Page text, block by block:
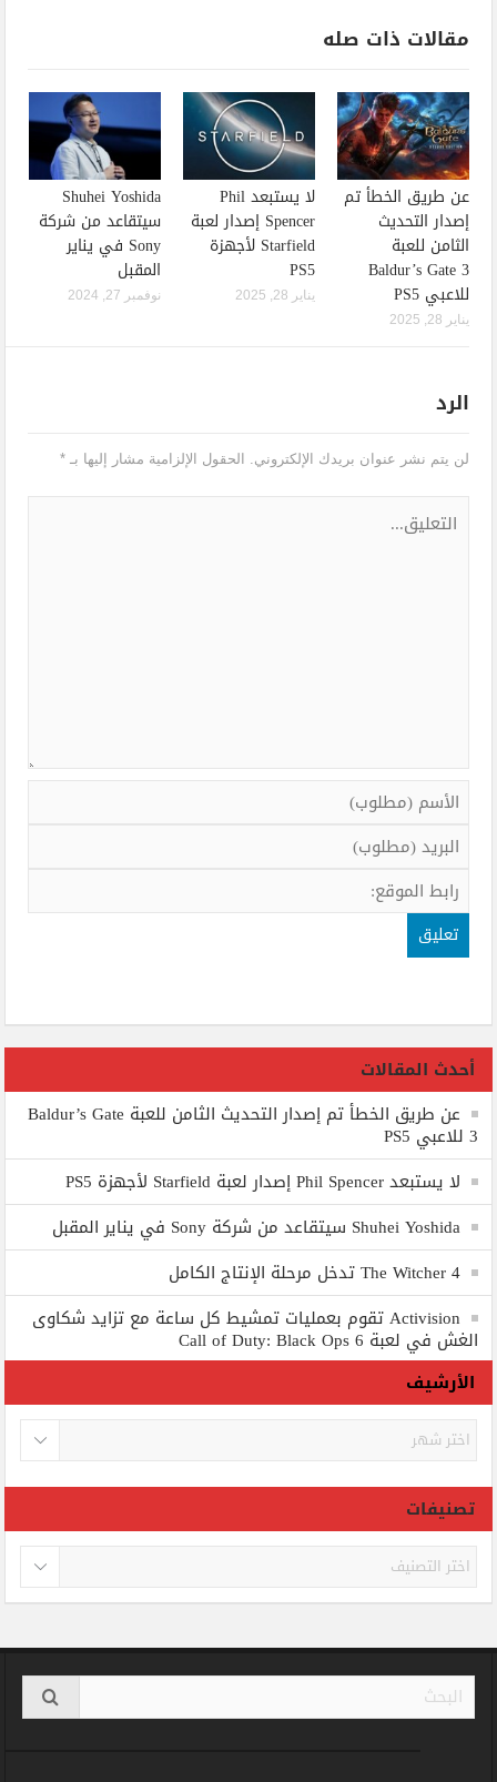
مقالات ذات صله
عن طريق الخطأ تم
إصدار التحديث
الثامن للعبة
Baldur’s Gate 3
للاعبي PS5
يناير 28, 2025
لا يستبعد Phil
Spencer إصدار لعبة
Starfield لأجهزة
PS5
يناير 28, 2025
Shuhei Yoshida
سيتقاعد من شركة
Sony في يناير
المقبل
نوفمبر 27, 2024
الرد
لن يتم نشر عنوان بريدك الإلكتروني. الحقول الإلزامية مشار إليها بـ*
أحدث المقالات
عن طريق الخطأ تم إصدار التحديث الثامن للعبة Baldur’s Gate
3 للاعبي PS5
لا يستبعد Phil Spencer إصدار لعبة Starfield لأجهزة PS5
Shuhei Yoshida سيتقاعد من شركة Sony في يناير المقبل
The Witcher 4 تدخل مرحلة الإنتاج الكامل
Activision تقوم بعمليات تمشيط كل ساعة مع تزايد شكاوى
الغش في لعبة Call of Duty: Black Ops 6
الأرشيف
الأرشيف
تصنيفات
تصنيفات